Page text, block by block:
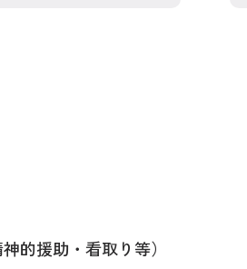
的援助・看取り等）